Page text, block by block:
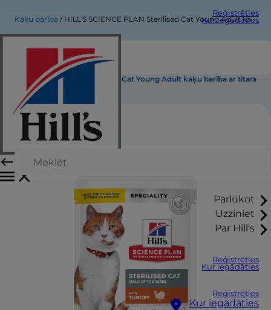
Reģistrēties
Kur iegādāties
Pārlūkot
Uzziniet
Par Hill's
Reģistrēties
Kur iegādāties
Reģistrēties
Kur iegādāties
Kaķu barība HILL'S SCIENCE PLAN Sterilised Cat Young Adult kaķu barība ar tītara gaļu
HILL'S SCIENCE PLAN Sterilised Cat Young Adult kaķu barība ar tītara